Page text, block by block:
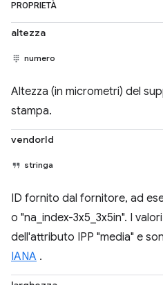
PROPRIETÀ
altezza
numero
Altezza (in micrometri) del
stampa.
vendorId
stringa
ID fornito dal fornitore, ad
o "na_index-3x5_3x5in". I
dell'attributo IPP "media" e
IANA .